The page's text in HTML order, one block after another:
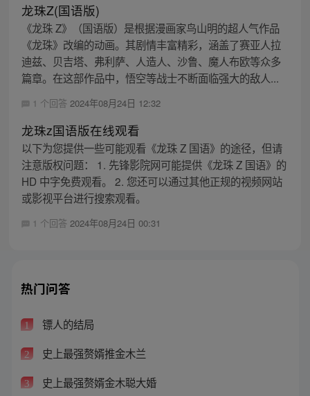
龙珠Z(国语版)
《龙珠 Z》（国语版）是根据漫画家鸟山明的超人气作品
《龙珠》改编的动画。其剧情丰富精彩，涵盖了赛亚人拉
迪兹、贝吉塔、弗利萨、人造人、沙鲁、魔人布欧等众多
篇章。在这部作品中，悟空等战士不断面临强大的敌人...
1 个回答 2024年08月24日 12:32
龙珠z国语版在线观看
以下为您提供一些可能观看《龙珠 Z 国语》的途径，但请
注意版权问题： 1. 先锋影院网可能提供《龙珠 Z 国语》的
HD 中字免费观看。 2. 您还可以通过其他正规的视频网站
或影视平台进行搜索观看。
1 个回答 2024年08月24日 00:31
热门问答
1 镖人的结局
2 史上最强赘婿推金木兰
3 史上最强赘婿金木聪大婚